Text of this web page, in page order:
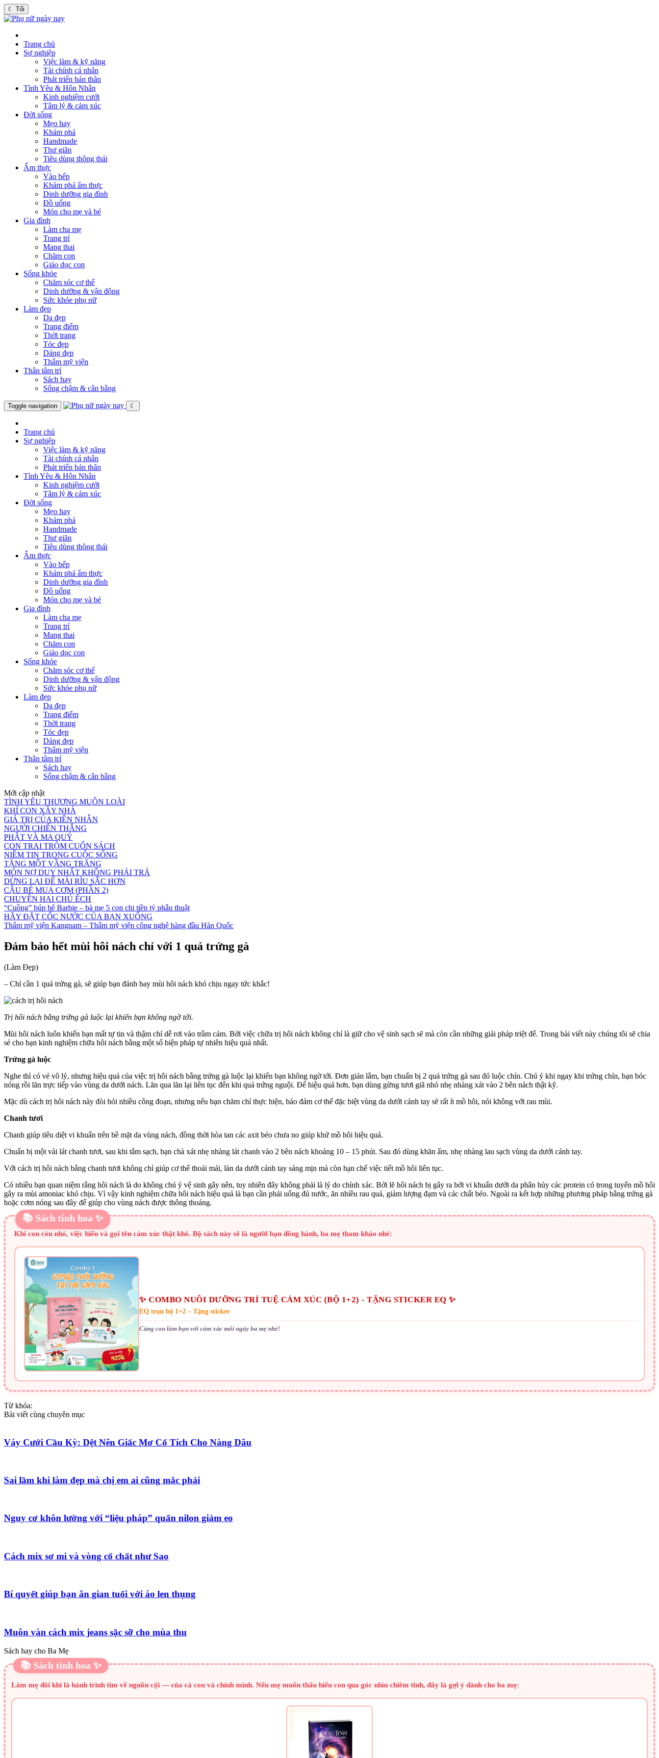
☾ Tối
Trang chủ
Sự nghiệp
Việc làm & kỹ năng
Tài chính cá nhân
Phát triển bản thân
Tình Yêu & Hôn Nhân
Kinh nghiệm cưới
Tâm lý & cảm xúc
Đời sống
Mẹo hay
Khám phá
Handmade
Thư giãn
Tiêu dùng thông thái
Ẩm thực
Vào bếp
Khám phá ẩm thực
Dinh dưỡng gia đình
Đồ uống
Món cho mẹ và bé
Gia đình
Làm cha mẹ
Trang trí
Mang thai
Chăm con
Giáo dục con
Sống khỏe
Chăm sóc cơ thể
Dinh dưỡng & vận động
Sức khỏe phụ nữ
Làm đẹp
Da đẹp
Trang điểm
Thời trang
Tóc đẹp
Dáng đẹp
Thẩm mỹ viện
Thân tâm trí
Sách hay
Sống chậm & cân bằng
Toggle navigation ☾
Trang chủ
Sự nghiệp
Việc làm & kỹ năng
Tài chính cá nhân
Phát triển bản thân
Tình Yêu & Hôn Nhân
Kinh nghiệm cưới
Tâm lý & cảm xúc
Đời sống
Mẹo hay
Khám phá
Handmade
Thư giãn
Tiêu dùng thông thái
Ẩm thực
Vào bếp
Khám phá ẩm thực
Dinh dưỡng gia đình
Đồ uống
Món cho mẹ và bé
Gia đình
Làm cha mẹ
Trang trí
Mang thai
Chăm con
Giáo dục con
Sống khỏe
Chăm sóc cơ thể
Dinh dưỡng & vận động
Sức khỏe phụ nữ
Làm đẹp
Da đẹp
Trang điểm
Thời trang
Tóc đẹp
Dáng đẹp
Thẩm mỹ viện
Thân tâm trí
Sách hay
Sống chậm & cân bằng
Mới cập nhật
TÌNH YÊU THƯƠNG MUÔN LOÀI
KHỈ CON XÂY NHÀ
GIÁ TRỊ CỦA KIÊN NHẪN
NGƯỜI CHIẾN THẮNG
PHẬT VÀ MA QUỶ
CON TRAI TRỘM CUỐN SÁCH
NIỀM TIN TRONG CUỘC SỐNG
TẶNG MỘT VẦNG TRĂNG
MÓN NỢ DUY NHẤT KHÔNG PHẢI TRẢ
DỪNG LẠI ĐỂ MÀI RÌU SẮC HƠN
CẬU BÉ MUA CƠM (PHẦN 2)
CHUYỆN HAI CHÚ ẾCH
“Cuồng” búp bê Barbie – bà mẹ 5 con chi tiền tỷ phẫu thuật
HÃY ĐẶT CỐC NƯỚC CỦA BẠN XUỐNG
Thẩm mỹ viện Kangnam – Thẩm mỹ viện công nghệ hàng đầu Hàn Quốc
Đảm bảo hết mùi hôi nách chỉ với 1 quả trứng gà
(Làm Đẹp)
– Chỉ cần 1 quả trứng gà, sẽ giúp bạn đánh bay mùi hôi nách khó chịu ngay tức khắc!
Trị hôi nách bằng trứng gà luộc lại khiến bạn không ngờ tới.
Mùi hôi nách luôn khiến bạn mất tự tin và thậm chí dễ rơi vào trầm cảm. Bởi việc chữa trị hôi nách không chỉ là giữ cho vệ sinh sạch sẽ mà còn cần những giải pháp triệt để. Trong bài viết này chúng tôi sẽ chia
sẻ cho bạn kinh nghiệm chữa hôi nách bằng một số biện pháp tự nhiên hiệu quả nhất.
Trứng gà luộc
Nghe thì có vẻ vô lý, nhưng hiệu quả của việc trị hôi nách bằng trứng gà luộc lại khiến bạn không ngờ tới. Đơn giản lắm, bạn chuẩn bị 2 quả trứng gà sau đó luộc chín. Chú ý khi ngay khi trứng chín, bạn bóc
nóng rồi lăn trực tiếp vào vùng da dưới nách. Lăn qua lăn lại liên tục đến khi quả trứng nguội. Để hiệu quả hơn, bạn dùng gừng tươi giã nhỏ nhẹ nhàng xát vào 2 bên nách thật kỹ.
Mặc dù cách trị hôi nách này đòi hỏi nhiều công đoạn, nhưng nếu bạn chăm chỉ thực hiện, bảo đảm cơ thể đặc biệt vùng da dưới cánh tay sẽ rất ít mồ hôi, nói không với rau mùi.
Chanh tươi
Chanh giúp tiêu diệt vi khuẩn trên bề mặt da vùng nách, đồng thời hòa tan các axit béo chưa no giúp khử mồ hôi hiệu quả.
Chuẩn bị một vài lát chanh tươi, sau khi tắm sạch, bạn chà xát nhẹ nhàng lát chanh vào 2 bên nách khoảng 10 – 15 phút. Sau đó dùng khăn ấm, nhẹ nhàng lau sạch vùng da dưới cánh tay.
Với cách trị hôi nách bằng chanh tươi không chỉ giúp cơ thể thoải mái, làn da dưới cánh tay sáng mịn mà còn hạn chế việc tiết mồ hôi liên tục.
Có nhiều bạn quan niệm rằng hôi nách là do không chú ý vệ sinh gây nên, tuy nhiên đây không phải là lý do chính xác. Bởi lẽ hôi nách bị gây ra bởi vi khuẩn dưới da phân hủy các protein có trong tuyến mồ hôi
gây ra mùi amoniac khó chịu. Vì vậy kinh nghiệm chữa hôi nách hiệu quả là bạn cần phải uống đủ nước, ăn nhiều rau quả, giảm lượng đạm và các chất béo. Ngoài ra kết hợp những phương pháp bằng trứng gà
hoặc cơm nóng sau đây để giúp cho vùng nách được thông thoáng.
📚 Sách tinh hoa ✨
Khi con còn nhỏ, việc hiểu và gọi tên cảm xúc thật khó. Bộ sách này sẽ là người bạn đồng hành, ba mẹ tham khảo nhé:
✨ COMBO NUÔI DƯỠNG TRÍ TUỆ CẢM XÚC (BỘ 1+2) - TẶNG STICKER EQ ✨
EQ trọn bộ 1+2 – Tặng sticker
Cùng con làm bạn với cảm xúc mỗi ngày ba mẹ nhé!
Từ khóa:
Bài viết cùng chuyên mục
Váy Cưới Cầu Kỳ: Dệt Nên Giấc Mơ Cổ Tích Cho Nàng Dâu
Sai lầm khi làm đẹp mà chị em ai cũng mắc phải
Nguy cơ khôn lường với “liệu pháp” quấn nilon giảm eo
Cách mix sơ mi và vòng cổ chất như Sao
Bí quyết giúp bạn ăn gian tuổi với áo len thụng
Muôn vàn cách mix jeans sặc sỡ cho mùa thu
Sách hay cho Ba Mẹ
📚 Sách tinh hoa ✨
Làm mẹ đôi khi là hành trình tìm về nguồn cội — của cả con và chính mình. Nếu mẹ muốn thấu hiểu con qua góc nhìn chiêm tinh, đây là gợi ý dành cho ba mẹ: